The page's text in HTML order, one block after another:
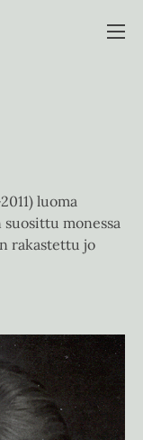
luoma
monessa
rakastettu jo